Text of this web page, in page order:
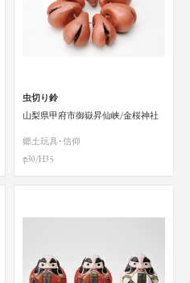
虫切り鈴
山梨県甲府市御嶽昇仙峡/金桜神社
郷土玩具･信仰
φ30/H35